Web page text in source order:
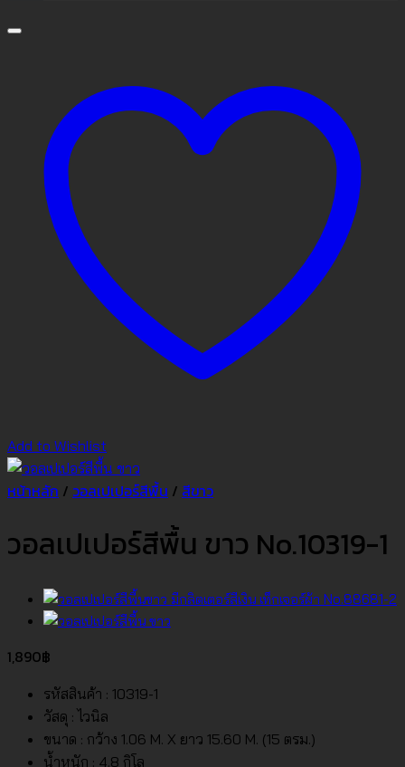
Add to Wishlist
หน้าหลัก / วอลเปเปอร์สีพื้น / สีขาว
วอลเปเปอร์สีพื้น ขาว No.10319-1
1,890฿
รหัสสินค้า : 10319-1
วัสดุ : ไวนิล
ขนาด : กว้าง 1.06 M. X ยาว 15.60 M. (15 ตรม.)
น้ำหนัก : 4.8 กิโล